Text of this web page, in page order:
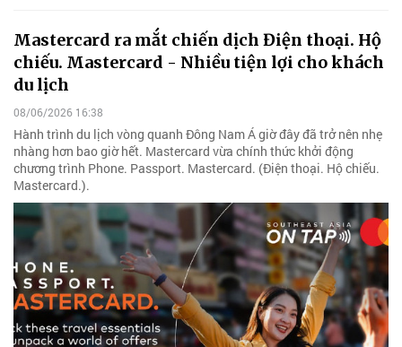
Mastercard ra mắt chiến dịch Điện thoại. Hộ
chiếu. Mastercard - Nhiều tiện lợi cho khách
du lịch
08/06/2026 16:38
Hành trình du lịch vòng quanh Đông Nam Á giờ đây đã trở nên nhẹ
nhàng hơn bao giờ hết. Mastercard vừa chính thức khởi động
chương trình Phone. Passport. Mastercard. (Điện thoại. Hộ chiếu.
Mastercard.).